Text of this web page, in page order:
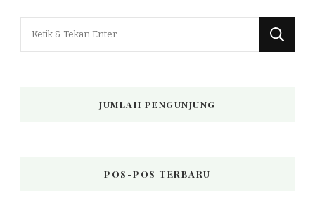
JUMLAH PENGUNJUNG
POS-POS TERBARU